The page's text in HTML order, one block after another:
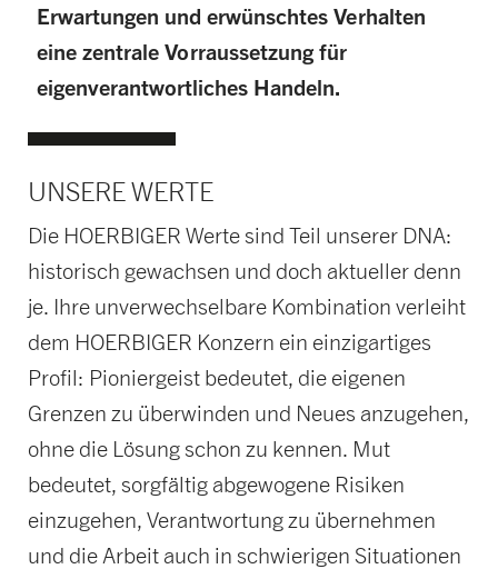
Erwartungen und erwünschtes Verhalten
eine zentrale Vorraussetzung für
eigenverantwortliches Handeln.
UNSERE WERTE
Die HOERBIGER Werte sind Teil unserer DNA:
historisch gewachsen und doch aktueller denn
je. Ihre unverwechselbare Kombination verleiht
dem HOERBIGER Konzern ein einzigartiges
Profil: Pioniergeist bedeutet, die eigenen
Grenzen zu überwinden und Neues anzugehen,
ohne die Lösung schon zu kennen. Mut
bedeutet, sorgfältig abgewogene Risiken
einzugehen, Verantwortung zu übernehmen
und die Arbeit auch in schwierigen Situationen